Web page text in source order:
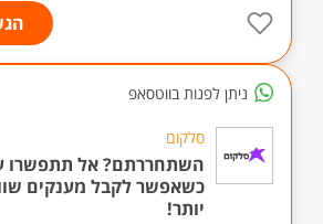
ניתן לפנות בווטסאפ
סלקום
השתחררתם? אל תתפשרו
כשאפשר לקבל מענקים
יותר!